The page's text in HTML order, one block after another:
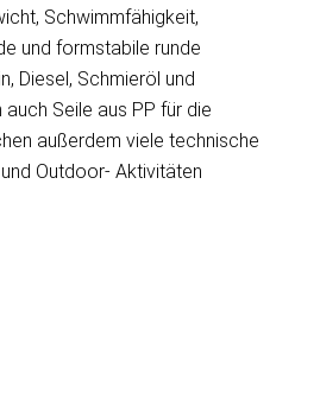
Schwimmfähigkeit,
und formstabile runde
Diesel, Schmieröl und
Seile aus PP für die
außerdem viele technische
Outdoor- Aktivitäten